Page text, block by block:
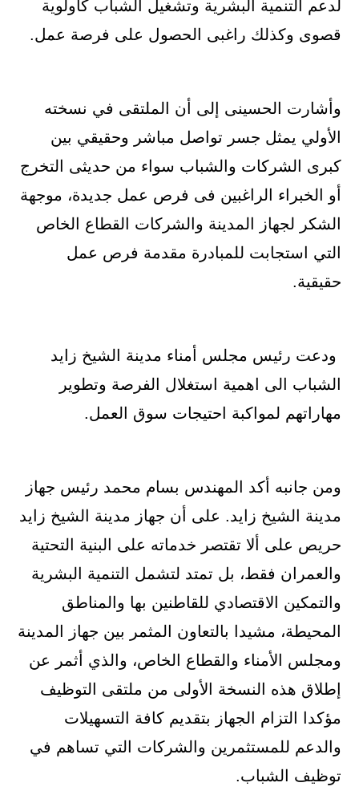
لدعم التنمية البشرية وتشغيل الشباب كأولوية
قصوى وكذلك راغبى الحصول على فرصة عمل.
وأشارت الحسينى إلى أن الملتقى في نسخته
الأولي يمثل جسر تواصل مباشر وحقيقي بين
كبرى الشركات والشباب سواء من حديثى التخرج
أو الخبراء الراغبين فى فرص عمل جديدة، موجهة
الشكر لجهاز المدينة والشركات القطاع الخاص
التي استجابت للمبادرة مقدمة فرص عمل
حقيقية.
ودعت رئيس مجلس أمناء مدينة الشيخ زايد
الشباب الى اهمية استغلال الفرصة وتطوير
مهاراتهم لمواكبة احتيجات سوق العمل.
ومن جانبه أكد المهندس بسام محمد رئيس جهاز
مدينة الشيخ زايد. على أن جهاز مدينة الشيخ زايد
حريص على ألا تقتصر خدماته على البنية التحتية
والعمران فقط، بل تمتد لتشمل التنمية البشرية
والتمكين الاقتصادي للقاطنين بها والمناطق
المحيطة، مشيدا بالتعاون المثمر بين جهاز المدينة
ومجلس الأمناء والقطاع الخاص، والذي أثمر عن
إطلاق هذه النسخة الأولى من ملتقى التوظيف
مؤكدا التزام الجهاز بتقديم كافة التسهيلات
والدعم للمستثمرين والشركات التي تساهم في
توظيف الشباب.